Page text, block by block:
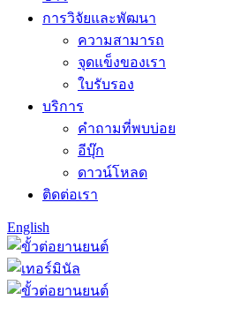
การวิจัยและพัฒนา
ความสามารถ
จุดแข็งของเรา
ใบรับรอง
บริการ
คำถามที่พบบ่อย
อีบุ๊ก
ดาวน์โหลด
ติดต่อเรา
English